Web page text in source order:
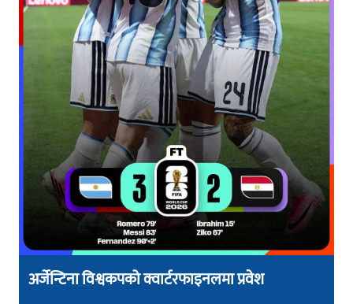
अर्जेन्टिना विश्वकपको क्वार्टरफाइनलमा प्रवेश